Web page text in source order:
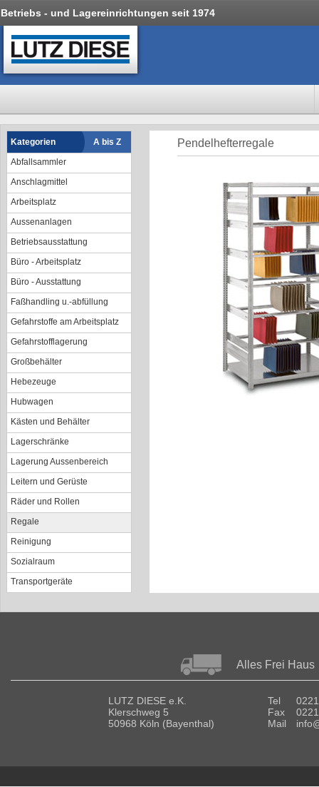
Betriebs - und Lagereinrichtungen seit 1974
Kategorien
A bis Z
Abfallsammler
Anschlagmittel
Arbeitsplatz
Aussenanlagen
Betriebsausstattung
Büro - Arbeitsplatz
Büro - Ausstattung
Faßhandling u.-abfüllung
Gefahrstoffe am Arbeitsplatz
Gefahrstofflagerung
Großbehälter
Hebezeuge
Hubwagen
Kästen und Behälter
Lagerschränke
Lagerung Aussenbereich
Leitern und Gerüste
Räder und Rollen
Regale
Reinigung
Sozialraum
Transportgeräte
Pendelhefterregale
Alles Frei Haus
LUTZ DIESE e.K.
Klerschweg 5
50968 Köln (Bayenthal)
Tel
Fax
Mail